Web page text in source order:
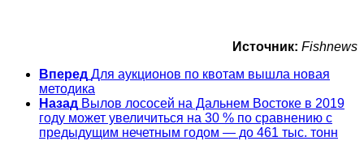
Источник: Fishnews
Вперед Для аукционов по квотам вышла новая
методика
Назад Вылов лососей на Дальнем Востоке в 2019
году может увеличиться на 30 % по сравнению с
предыдущим нечетным годом — до 461 тыс. тонн